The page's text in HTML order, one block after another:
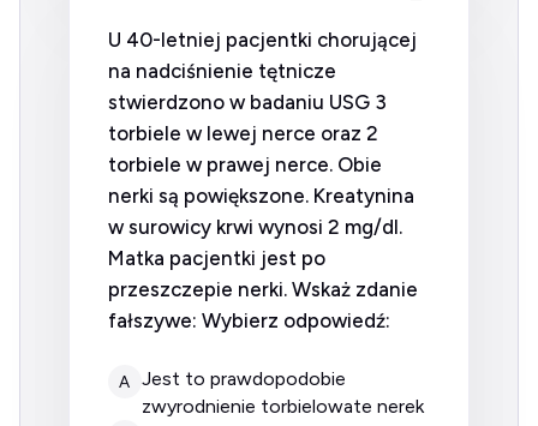
U 40-letniej pacjentki chorującej
na nadciśnienie tętnicze
stwierdzono w badaniu USG 3
torbiele w lewej nerce oraz 2
torbiele w prawej nerce. Obie
nerki są powiększone. Kreatynina
w surowicy krwi wynosi 2 mg/dl.
Matka pacjentki jest po
przeszczepie nerki. Wskaż zdanie
fałszywe: Wybierz odpowiedź:
A
jest to prawdopodobie
zwyrodnienie torbielowate nerek